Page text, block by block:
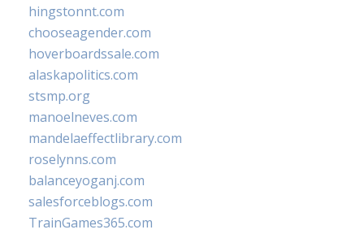
hingstonnt.com
chooseagender.com
hoverboardssale.com
alaskapolitics.com
stsmp.org
manoelneves.com
mandelaeffectlibrary.com
roselynns.com
balanceyoganj.com
salesforceblogs.com
TrainGames365.com